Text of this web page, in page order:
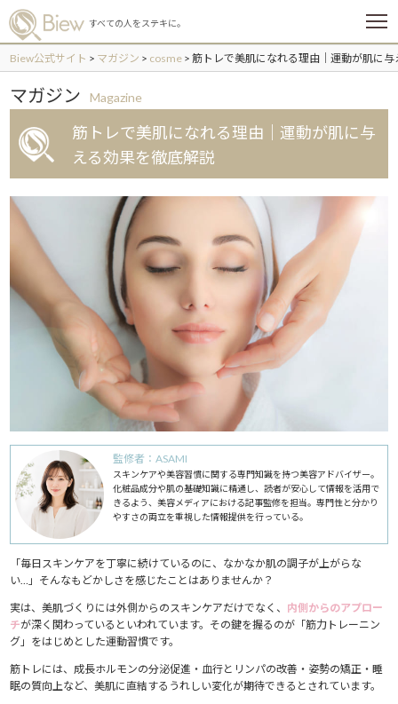
すべての人をステキに。
メ
ュ
ー
Biew公式サイト > マガジン > cosme >筋トレで美肌になれる理由｜運動が肌に
マガジン Magazine
筋トレで美肌になれる理由｜運動が肌に与
える効果を徹底解説
監修者：ASAMI
スキンケアや美容習慣に関する専門知識を持つ美容アドバイザー。
化粧品成分や肌の基礎知識に精通し、読者が安心して情報を活用で
きるよう、美容メディアにおける記事監修を担当。専門性と分かり
やすさの両立を重視した情報提供を行っている。
「毎日スキンケアを丁寧に続けているのに、なかなか肌の調子が上がらな
い…」そんなもどかしさを感じたことはありませんか？
実は、美肌づくりには外側からのスキンケアだけでなく、 内側からのアプロー
チが深く関わっているといわれています。その鍵を握るのが「筋力トレーニン
グ」をはじめとした運動習慣です。
筋トレには、成長ホルモンの分泌促進・血行とリンパの改善・姿勢の矯正・睡
眠の質向上など、美肌に直結するうれしい変化が期待できるとされています。